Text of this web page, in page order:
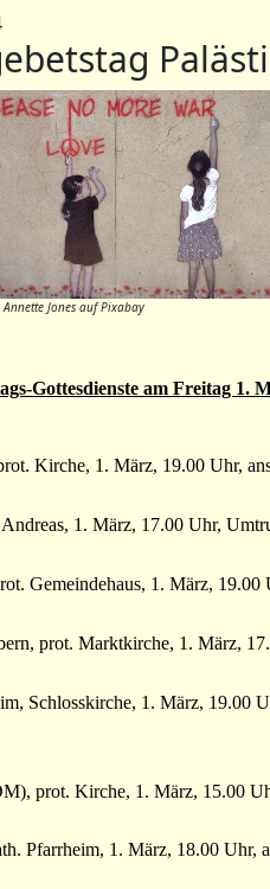
Jones auf Pixabay
Gottesdienste am Freitag 1.
Kirche, 1. März, 19.00 Uhr,
1. März, 17.00 Uhr,
Gemeindehaus, 1. März, 19.00
prot. Marktkirche, 1. März,
Schlosskirche, 1. März, 19.00
prot. Kirche, 1. März, 15.00
Pfarrheim, 1. März, 18.00 Uhr,